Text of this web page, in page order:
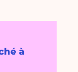
à